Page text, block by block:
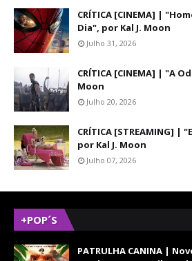
CRÍTICA [CINEMA] |
Dia", por Kal J. Moon
Julho 31, 2026
CRÍTICA [CINEMA] | "A
Moon
Julho 20, 2026
CRÍTICA [STREAMING] |
por Kal J. Moon
Julho 07, 2026
+POP´S
PATRULHA CANINA |